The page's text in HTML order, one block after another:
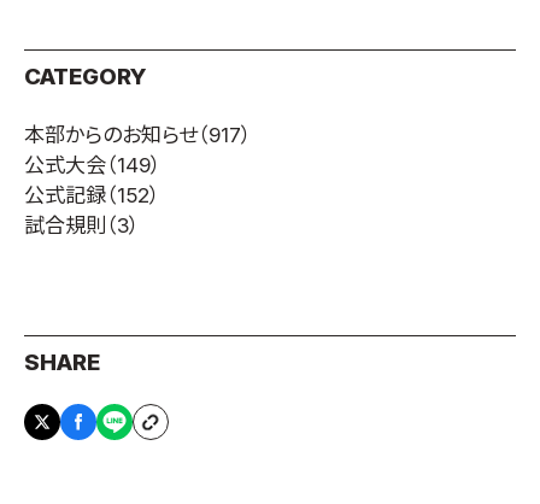
CATEGORY
本部からのお知らせ（917）
公式大会（149）
公式記録（152）
試合規則 （3）
SHARE